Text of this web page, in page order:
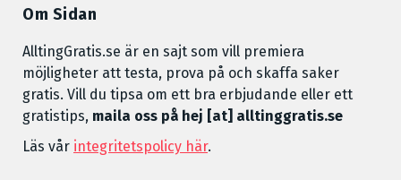
Om Sidan
AlltingGratis.se är en sajt som vill premiera
möjligheter att testa, prova på och skaffa saker
gratis. Vill du tipsa om ett bra erbjudande eller ett
gratistips, maila oss på hej [at] alltinggratis.se
Läs vår integritetspolicy här.